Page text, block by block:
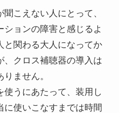
こえない人にとって、
ションの障害と感じるよ
と関わる大人になってか
、クロス補聴器の導入は
ません。
使うにあたって、装用し
に使いこなすまでは時間